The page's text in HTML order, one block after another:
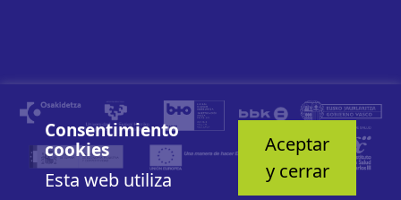
Consentimiento
cookies
Esta web utiliza
Aceptar
y cerrar